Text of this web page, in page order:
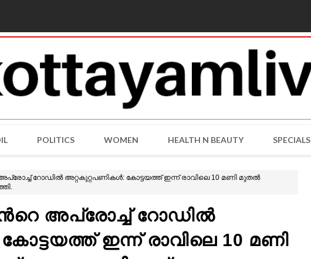
POLITICS WOMEN HEALTH N BEAUTY SPECIALS
റോഡിൽ അറ്റകുറ്റപണികൾ: കോട്ടയത്ത് ഇന്ന് രാവിലെ 10 മണി മുതൽ
അപ്രോച്ച് റോഡിൽ
ഇന്ന് രാവിലെ 10 മണി